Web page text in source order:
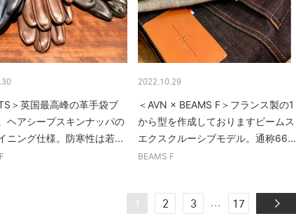
＞英国最高峰の革手袋ブ
ヘアシープスキンナッパの
ニング仕様。防寒性は若...
2022.10.29
＜AVN × BEAMS F＞フランス製の1
から型を作成しておりますビームス
エクスクルーシブモデル。通称66...
BEAMS F
1 2 3 ... 17